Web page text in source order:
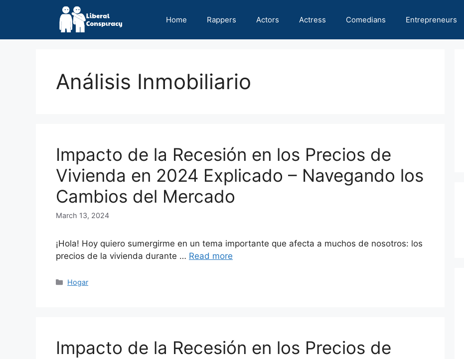
Home Rappers Actors Actress Comedians Entrepreneurs
Análisis Inmobiliario
Impacto de la Recesión en los Precios de
Vivienda en 2024 Explicado – Navegando los
Cambios del Mercado
March 13, 2024
¡Hola! Hoy quiero sumergirme en un tema importante que afecta a muchos de nosotros: los
precios de la vivienda durante … Read more
Categories
Hogar
Impacto de la Recesión en los Precios de